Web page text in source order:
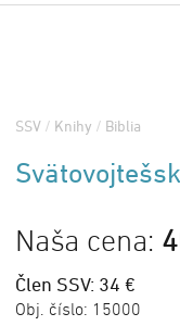
SSV / Knihy / Biblia
Naša cena:
Člen SSV: 34 €
Obj. číslo: 15000